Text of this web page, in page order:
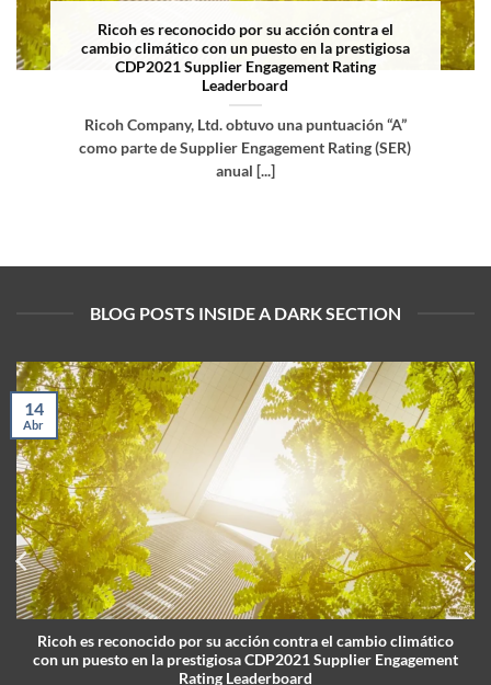
Ricoh es reconocido por su acción contra el
cambio climático con un puesto en la prestigiosa
CDP2021 Supplier Engagement Rating
Leaderboard
Ricoh Company, Ltd. obtuvo una puntuación “A”
como parte de Supplier Engagement Rating (SER)
anual [...]
BLOG POSTS INSIDE A DARK SECTION
Ricoh es reconocido por su acción contra el cambio climático
con un puesto en la prestigiosa CDP2021 Supplier Engagement
Rating Leaderboard
14
Abr